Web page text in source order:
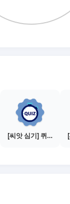
[씨앗 심기] 퀴즈 참여하기